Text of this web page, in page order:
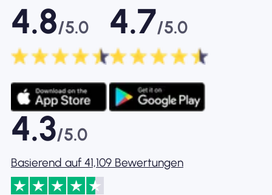
4.8/5.0 4.7/5.0
4.3/5.0
Basierend auf 41,109 Bewertungen